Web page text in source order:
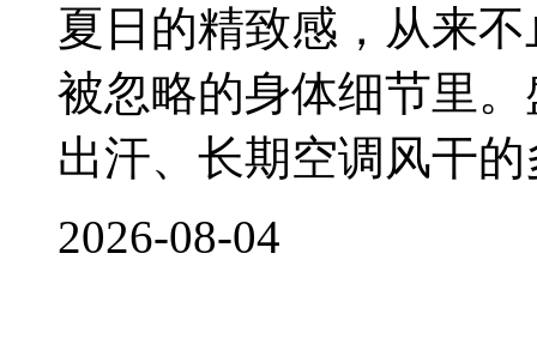
夏日的精致感，从来
被忽略的身体细节里
出汗、长期空调风干
2026-08-04